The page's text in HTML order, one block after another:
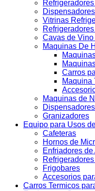
Vitrinas
Cavas de
Maquinas De
Carros
Maquina
Maquinas de
Granizadores
Equipo para Usos
Cafeteras
Hornos de
Enfriadores de
Frigobares
Accesorios
Carros Termicos